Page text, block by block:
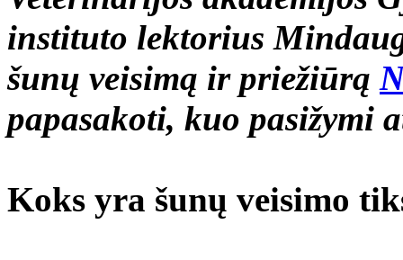
instituto lektorius
šunų veisimą ir priežiūrą
papasakoti, kuo pasižymi
Koks yra šunų veisimo